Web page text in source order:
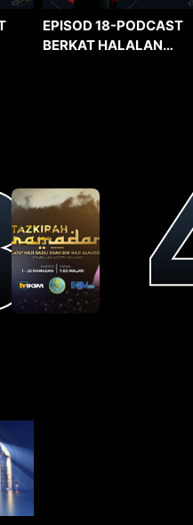
EPISOD 18-PODCAST
BERKAT HALALAN